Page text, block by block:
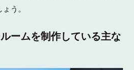
う。
ームを制作している主な